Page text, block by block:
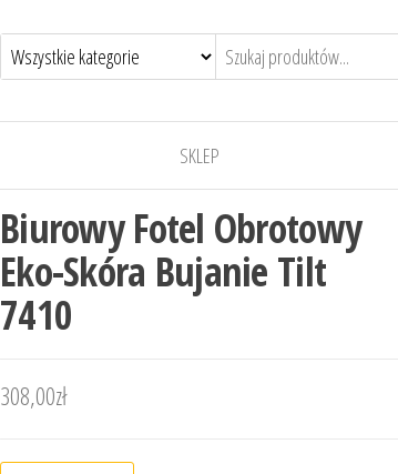
SKLEP
Biurowy Fotel Obrotowy
Eko-Skóra Bujanie Tilt
7410
308,00zł